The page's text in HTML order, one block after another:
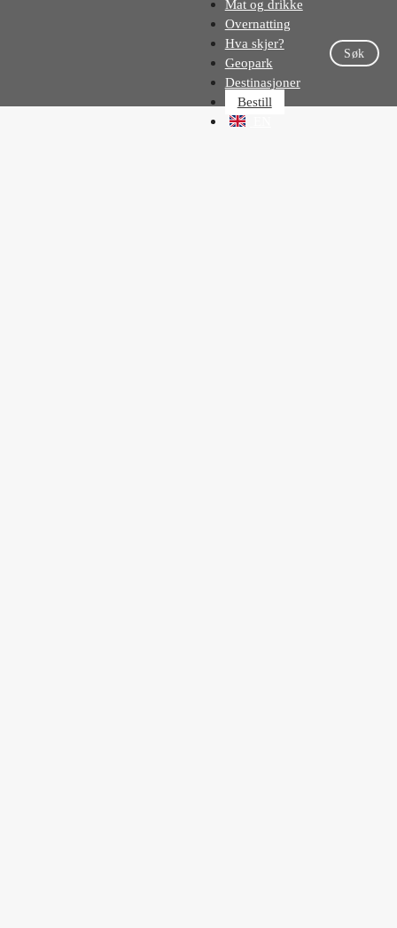
Mat og drikke
Overnatting
Hva skjer?
Geopark
Destinasjoner
Bestill
Søk